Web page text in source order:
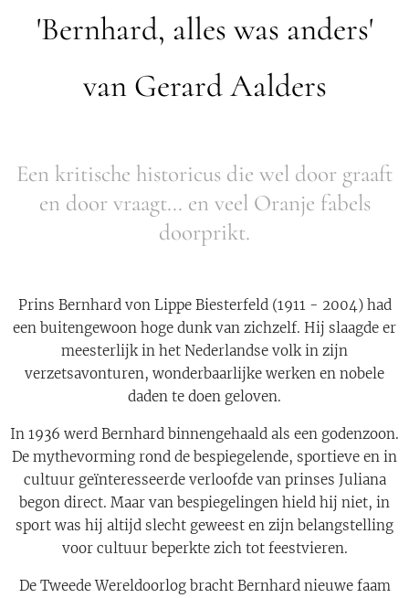
'Bernhard, alles was anders'
van Gerard Aalders
Een kritische historicus die wel door graaft
en door vraagt... en veel Oranje fabels
doorprikt.
Prins Bernhard von Lippe Biesterfeld (1911 - 2004) had
een buitengewoon hoge dunk van zichzelf. Hij slaagde er
meesterlijk in het Nederlandse volk in zijn
verzetsavonturen, wonderbaarlijke werken en nobele
daden te doen geloven.
In 1936 werd Bernhard binnengehaald als een godenzoon.
De mythevorming rond de bespiegelende, sportieve en in
cultuur geïnteresseerde verloofde van prinses Juliana
begon direct. Maar van bespiegelingen hield hij niet, in
sport was hij altijd slecht geweest en zijn belangstelling
voor cultuur beperkte zich tot feestvieren.
De Tweede Wereldoorlog bracht Bernhard nieuwe faam